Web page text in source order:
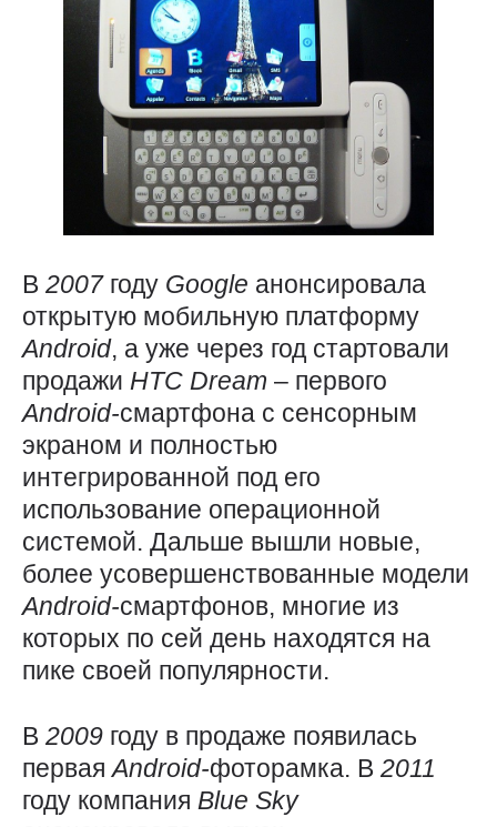
В 2007 году Google анонсировала
открытую мобильную платформу
Android, а уже через год стартовали
продажи HTC Dream – первого
Android-смартфона с сенсорным
экраном и полностью
интегрированной под его
использование операционной
системой. Дальше вышли новые,
более усовершенствованные модели
Android-смартфонов, многие из
которых по сей день находятся на
пике своей популярности.
В 2009 году в продаже появилась
перваяAndroid-фоторамка. В 2011
году компания Blue Sky